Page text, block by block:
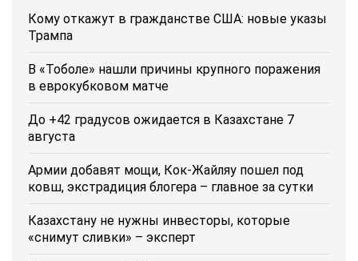
Кому откажут в гражданстве США: новые указы
Трампа
В «Тоболе» нашли причины крупного поражения
в еврокубковом матче
До +42 градусов ожидается в Казахстане 7
августа
Армии добавят мощи, Кок-Жайляу пошел под
ковш, экстрадиция блогера – главное за сутки
Казахстану не нужны инвесторы, которые
«снимут сливки» – эксперт